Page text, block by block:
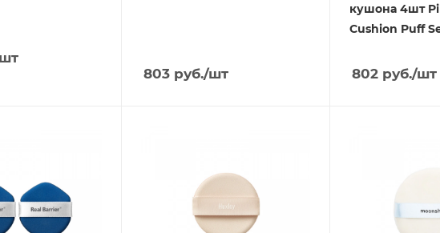
803руб./шт
кушона 4шт
Cushion Puff
802руб./шт